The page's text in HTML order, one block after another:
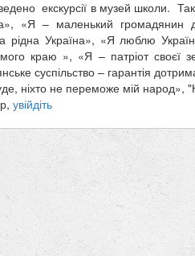
екскурсії в музей школи.
«Я – маленький
рідна Україна», «Я люблю
краю », «Я – патріот своєї
суспільство – гарантія
ніхто не переможе мій народ»,
увійдіть